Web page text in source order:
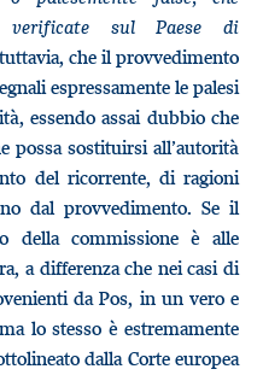
verificate sul Paese di
che il provvedimento
espressamente le palesi
essendo assai dubbio che
possa sostituirsi all’autorità
del ricorrente, di ragioni
dal provvedimento. Se il
della commissione è alle
a differenza che nei casi di
da Pos, in un vero e
lo stesso è estremamente
dalla Corte europea